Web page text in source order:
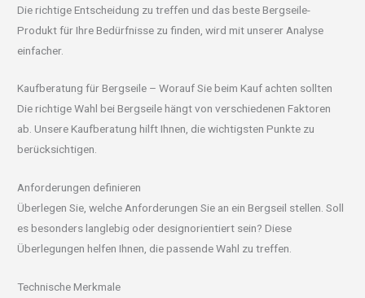
Die richtige Entscheidung zu treffen und das beste Bergseile-
Produkt für Ihre Bedürfnisse zu finden, wird mit unserer Analyse
einfacher.
Kaufberatung für Bergseile – Worauf Sie beim Kauf achten sollten
Die richtige Wahl bei Bergseile hängt von verschiedenen Faktoren
ab. Unsere Kaufberatung hilft Ihnen, die wichtigsten Punkte zu
berücksichtigen.
Anforderungen definieren
Überlegen Sie, welche Anforderungen Sie an ein Bergseil stellen. Soll
es besonders langlebig oder designorientiert sein? Diese
Überlegungen helfen Ihnen, die passende Wahl zu treffen.
Technische Merkmale